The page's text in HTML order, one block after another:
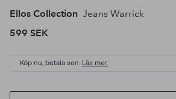
Ellos Collection Jeans Warrick
599 SEK
Köp nu, betala sen. Läs mer